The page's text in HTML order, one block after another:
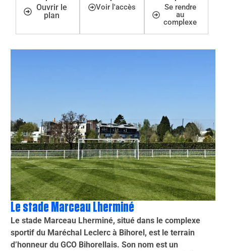
Ouvrir le
plan
Voir l'accès
Se rendre
au
complexe
Le stade Marceau Lherminé
Le stade Marceau Lherminé, situé dans le complexe
sportif du Maréchal Leclerc à Bihorel, est le terrain
d’honneur du GCO Bihorellais. Son nom est un